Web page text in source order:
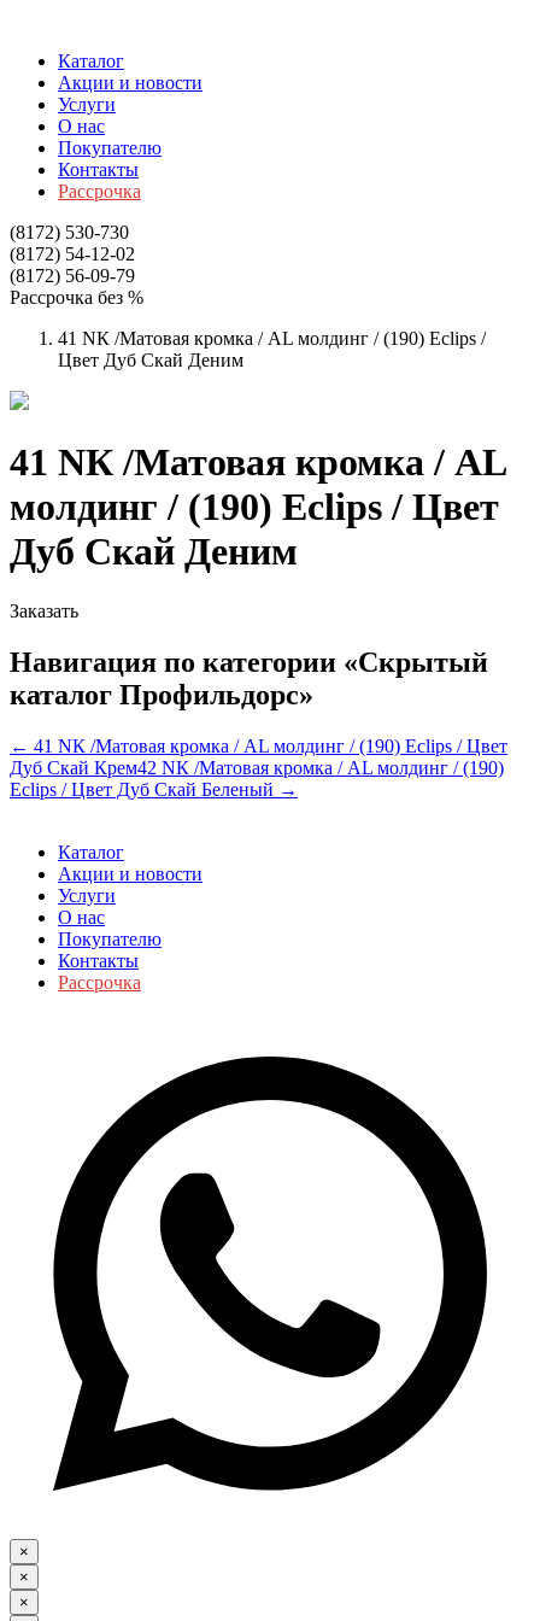
Каталог
Акции и новости
Услуги
О нас
Покупателю
Контакты
Рассрочка
(8172) 530-730
(8172) 54-12-02
(8172) 56-09-79
Рассрочка без %
41 NК /Матовая кромка / AL молдинг / (190) Eclips /
Цвет Дуб Скай Деним
41 NК /Матовая кромка / AL
молдинг / (190) Eclips / Цвет
Дуб Скай Деним
Заказать
Навигация по категории «Скрытый
каталог Профильдорс»
← 41 NК /Матовая кромка / AL молдинг / (190) Eclips / Цвет
Дуб Скай Крем42 NК /Матовая кромка / AL молдинг / (190)
Eclips / Цвет Дуб Скай Беленый →
Каталог
Акции и новости
Услуги
О нас
Покупателю
Контакты
Рассрочка
×
×
×